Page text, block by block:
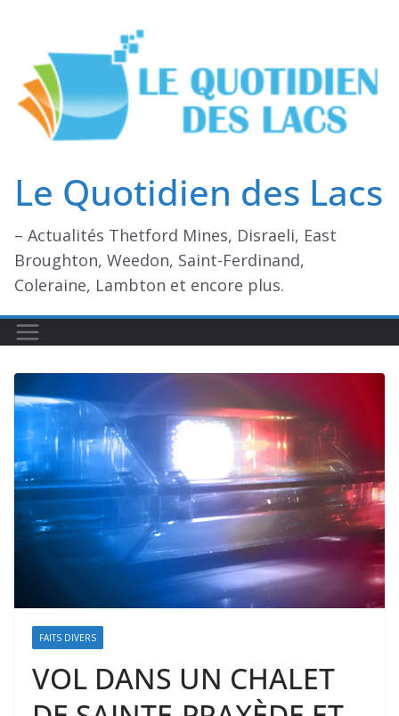
contenu
Le Quotidien des Lacs
– Actualités Thetford Mines, Disraeli, East
Broughton, Weedon, Saint-Ferdinand,
Coleraine, Lambton et encore plus.
FAITS DIVERS
VOL DANS UN CHALET